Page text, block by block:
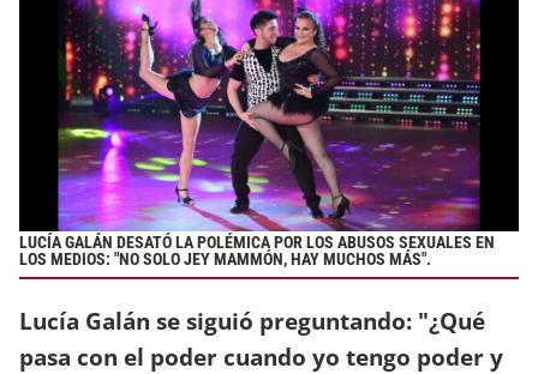
LUCÍA GALÁN DESATÓ LA POLÉMICA POR LOS ABUSOS SEXUALES EN
LOS MEDIOS: "NO SOLO JEY MAMMÓN, HAY MUCHOS MÁS".
Lucía Galán se siguió preguntando: "¿Qué
pasa con el poder cuando yo tengo poder y